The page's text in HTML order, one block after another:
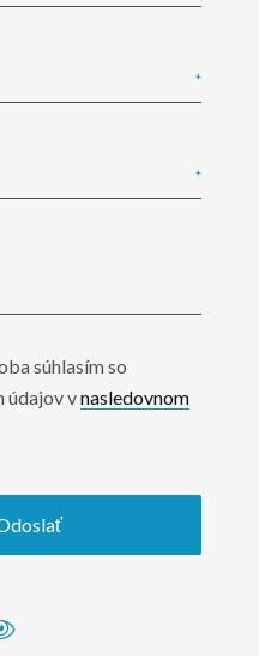
súhlasím so
údajov vnasledovnom